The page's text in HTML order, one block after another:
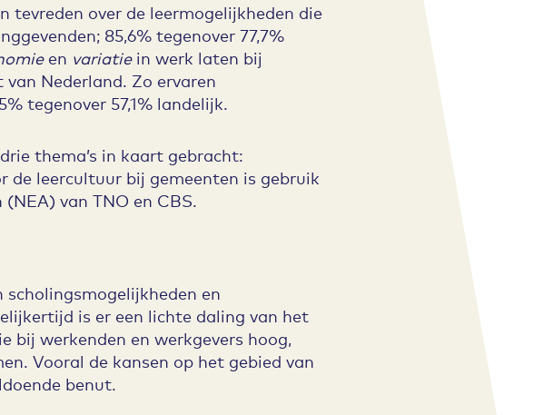
tevreden over de leermogelijkheden die
85,6% tegenover 77,7%
en variatie in werk laten bij
Nederland. Zo ervaren
tegenover 57,1% landelijk.
thema’s in kaart gebracht:
de leercultuur bij gemeenten is gebruik
van TNO en CBS.
en
is er een lichte daling van het
bij werkenden en werkgevers hoog,
Vooral de kansen op het gebied van
benut.